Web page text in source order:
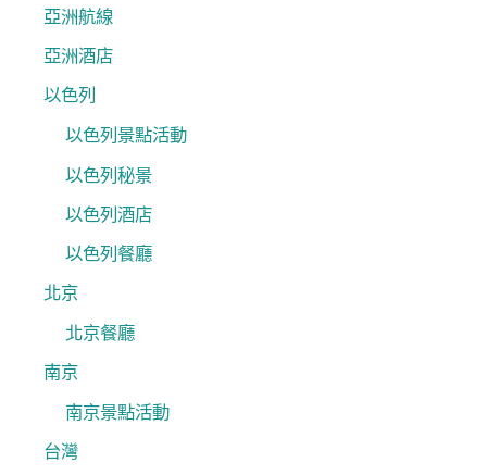
亞洲航線
亞洲酒店
以色列
以色列景點活動
以色列秘景
以色列酒店
以色列餐廳
北京
北京餐廳
南京
南京景點活動
台灣